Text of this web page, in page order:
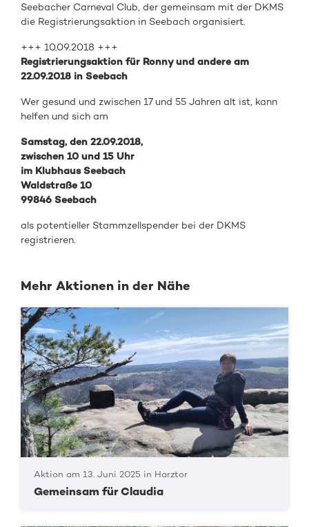
Seebacher Carneval Club, der gemeinsam mit der DKMS
die Registrierungsaktion in Seebach organisiert.
+++ 10.09.2018 +++
Registrierungsaktion für Ronny und andere am
22.09.2018 in Seebach
Wer gesund und zwischen 17 und 55 Jahren alt ist, kann
helfen und sich am
Samstag, den 22.09.2018,
zwischen 10 und 15 Uhr
im Klubhaus Seebach
Waldstraße 10
99846 Seebach
als potentieller Stammzellspender bei der DKMS
registrieren.
Mehr Aktionen in der Nähe
Aktion am 13. Juni 2025 in Harztor
Gemeinsam für Claudia